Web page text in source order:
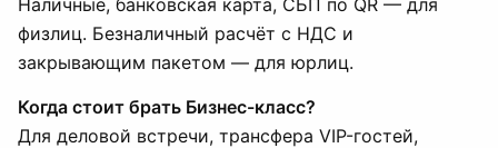
Наличные, банковская карта, СБП по QR — для
физлиц. Безналичный расчёт с НДС и
закрывающим пакетом — для юрлиц.
Когда стоит брать Бизнес-класс?
Для деловой встречи, трансфера VIP-гостей,